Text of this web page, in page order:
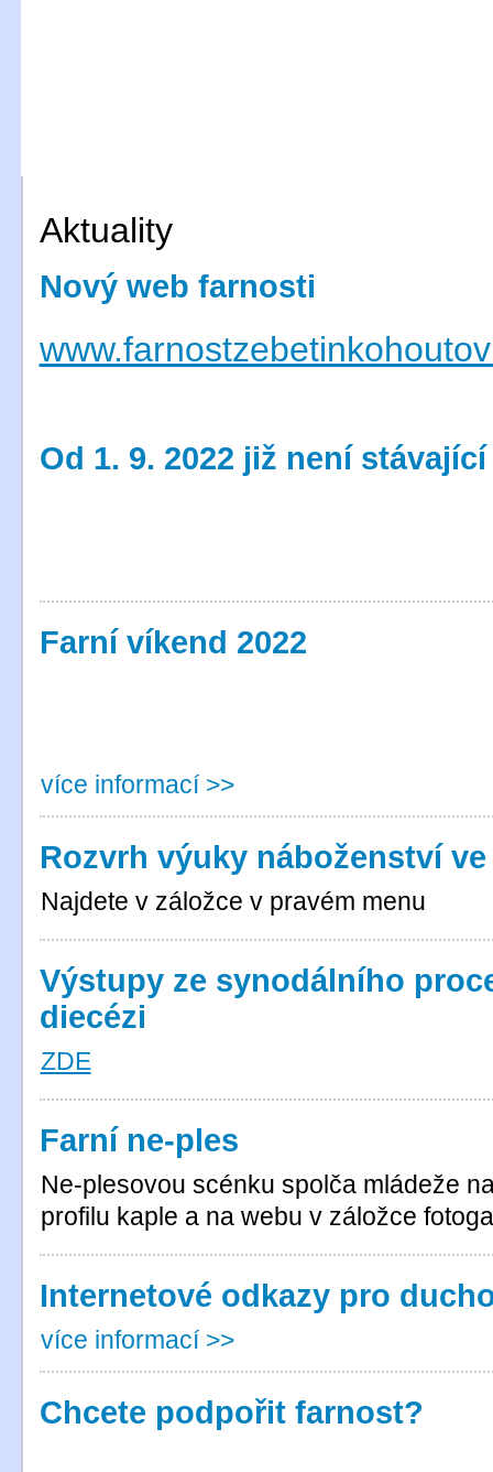
Aktuality
Nový web farnosti
Od 1. 9. 2022 již není
Farní víkend 2022
více informací >>
Rozvrh výuky náboženství
Najdete v záložce v pravém menu
Výstupy ze synodálního
diecézi
ZDE
Farní ne-ples
Ne-plesovou scénku spolča mládeže
profilu kaple a na webu v záložce
Internetové odkazy pro
více informací >>
Chcete podpořit farnost?